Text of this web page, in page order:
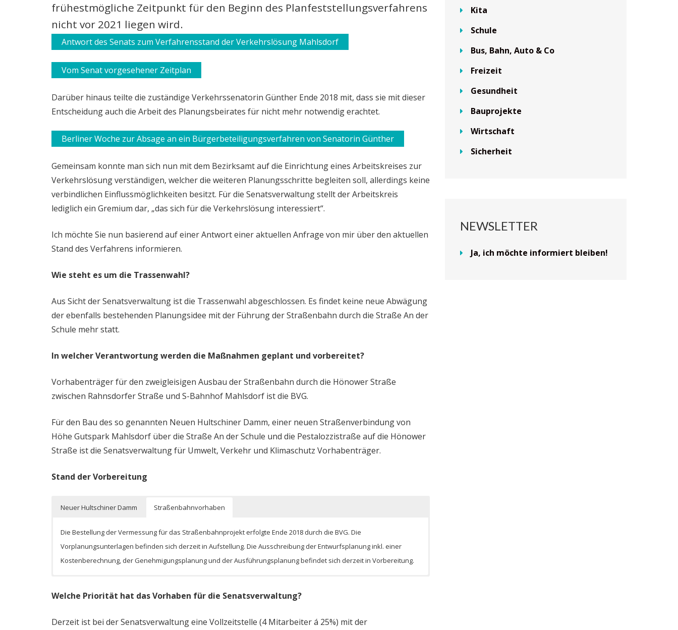
frühestmögliche Zeitpunkt für den Beginn des Planfeststellungsverfahrens
nicht vor 2021 liegen wird.
Antwort des Senats zum Verfahrensstand der Verkehrslösung Mahlsdorf
Vom Senat vorgesehener Zeitplan
Darüber hinaus teilte die zuständige Verkehrssenatorin Günther Ende 2018 mit, dass sie mit dieser
Entscheidung auch die Arbeit des Planungsbeirates für nicht mehr notwendig erachtet.
Berliner Woche zur Absage an ein Bürgerbeteiligungsverfahren von Senatorin Günther
Gemeinsam konnte man sich nun mit dem Bezirksamt auf die Einrichtung eines Arbeitskreises zur
Verkehrslösung verständigen, welcher die weiteren Planungsschritte begleiten soll, allerdings keine
verbindlichen Einflussmöglichkeiten besitzt. Für die Senatsverwaltung stellt der Arbeitskreis
lediglich ein Gremium dar, „das sich für die Verkehrslösung interessiert“.
Ich möchte Sie nun basierend auf einer Antwort einer aktuellen Anfrage von mir über den aktuellen
Stand des Verfahrens informieren.
Wie steht es um die Trassenwahl?
Aus Sicht der Senatsverwaltung ist die Trassenwahl abgeschlossen. Es findet keine neue Abwägung
der ebenfalls bestehenden Planungsidee mit der Führung der Straßenbahn durch die Straße An der
Schule mehr statt.
In welcher Verantwortung werden die Maßnahmen geplant und vorbereitet?
Vorhabenträger für den zweigleisigen Ausbau der Straßenbahn durch die Hönower Straße
zwischen Rahnsdorfer Straße und S-Bahnhof Mahlsdorf ist die BVG.
Für den Bau des so genannten Neuen Hultschiner Damm, einer neuen Straßenverbindung von
Höhe Gutspark Mahlsdorf über die Straße An der Schule und die Pestalozzistraße auf die Hönower
Straße ist die Senatsverwaltung für Umwelt, Verkehr und Klimaschutz Vorhabenträger.
Stand der Vorbereitung
Neuer Hultschiner Damm
Straßenbahnvorhaben
der Senatsverwaltung für Umwelt, Verkehr und Klimaschutz derzeit zur Prüfung vor. Die ebenfalls noch notwendige
Verkehrsuntersuchung sowie die Erstellung des Umweltverträglichkeitsprüfungsberichtes sind beauftragt.
Die Bestellung der Vermessung für das Straßenbahnprojekt erfolgte Ende 2018 durch die BVG. Die
Vorplanungsunterlagen befinden sich derzeit in Aufstellung. Die Ausschreibung der Entwurfsplanung inkl. einer
Kostenberechnung, der Genehmigungsplanung und der Ausführungsplanung befindet sich derzeit in Vorbereitung.
Welche Priorität hat das Vorhaben für die Senatsverwaltung?
Derzeit ist bei der Senatsverwaltung eine Vollzeitstelle (4 Mitarbeiter á 25%) mit der
Kita
Schule
Bus, Bahn, Auto & Co
Freizeit
Gesundheit
Bauprojekte
Wirtschaft
Sicherheit
NEWSLETTER
Ja, ich möchte informiert bleiben!